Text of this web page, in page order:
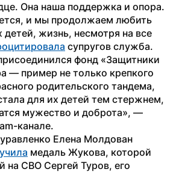
Она наша поддержка и опора.
и мы продолжаем любить
детей, жизнь, несмотря на все
супругов служба.
фонд «Защитники
— пример не только крепкого
родительского тандема,
для их детей тем стержнем,
мужество и доброта», —
канале.
Елена Молдован
медаль Жукова, которой
на СВО Сергей Туров, его